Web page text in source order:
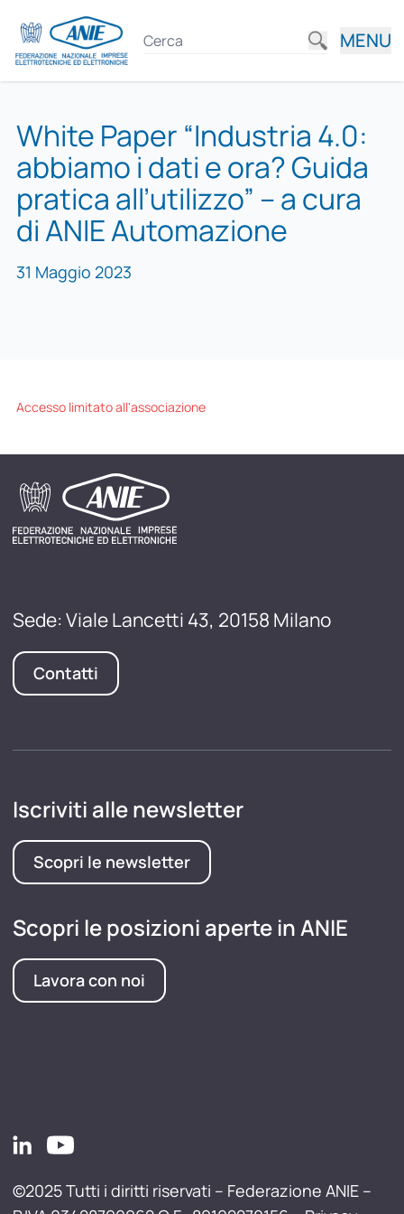
MENU
White Paper “Industria 4.0:
abbiamo i dati e ora? Guida
pratica all’utilizzo” – a cura
di ANIE Automazione
31 Maggio 2023
Accesso limitato all'associazione
Sede: Viale Lancetti 43, 20158 Milano
Contatti
Iscriviti alle newsletter
Scopri le newsletter
Scopri le posizioni aperte in ANIE
Lavora con noi
©2025 Tutti i diritti riservati – Federazione ANIE –